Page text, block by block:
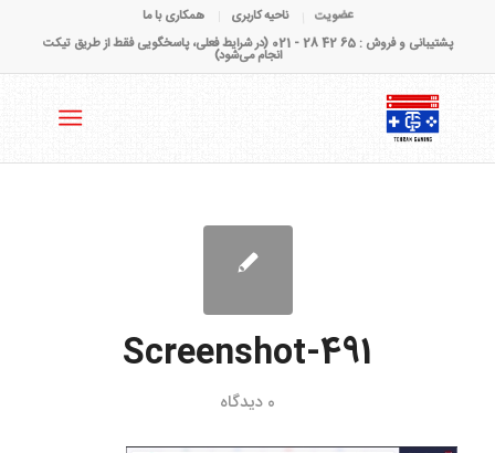
عضویت ناحیه کاربری
همکاری با ما
پشتیبانی و فروش : 65 42 28 - 021 (در شرایط فعلی، پاسخگویی فقط از طریق تیکت
انجام می‌شود)
Screenshot-491
0 دیدگاه